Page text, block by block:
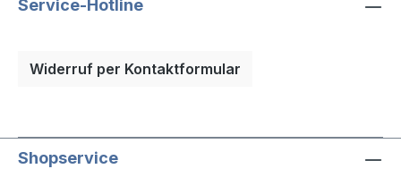
Service-Hotline
Widerruf per Kontaktformular
Shopservice